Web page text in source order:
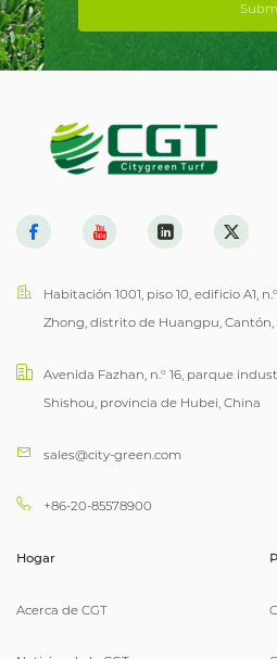
Habitación 1001, piso 10, edificio A1,
Zhong, distrito de Huangpu, Cantón,
Avenida Fazhan, n.º 16, parque
Shishou, provincia de Hubei, China
sales@city-green.com
+86-20-85578900
Hogar
Acerca de CGT